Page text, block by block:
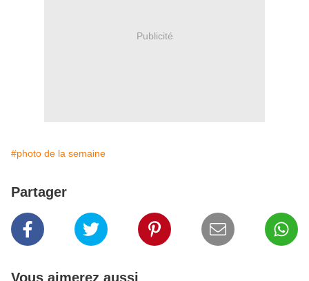
Publicité
#photo de la semaine
Partager
Vous aimerez aussi